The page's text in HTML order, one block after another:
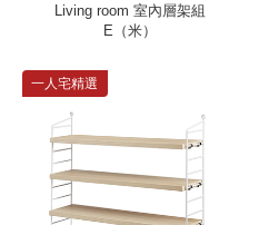
Living room 室內層架組
E（米）
一人宅精選